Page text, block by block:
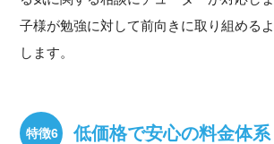
子様が勉強に対して前向きに取り組める
します。
低価格で安心の料金体系